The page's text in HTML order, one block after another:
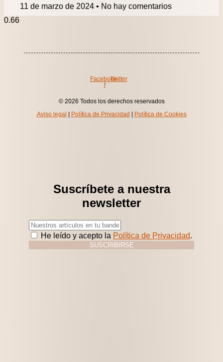
11 de marzo de 2024
No hay comentarios
Facebook-
f
Twitter
© 2026 Todos los derechos reservados
Aviso legal
Política de Privacidad Política de Cookies
Suscríbete a nuestra
newsletter
He leído y acepto la Política de Privacidad.